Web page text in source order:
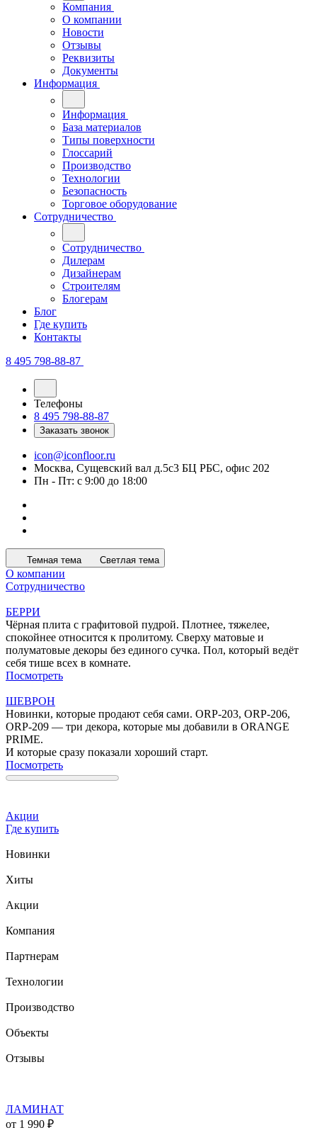
Компания
О компании
Новости
Отзывы
Реквизиты
Документы
Информация
Информация
База материалов
Типы поверхности
Глоссарий
Производство
Технологии
Безопасность
Торговое оборудование
Сотрудничество
Сотрудничество
Дилерам
Дизайнерам
Строителям
Блогерам
Блог
Где купить
Контакты
8 495 798-88-87
Телефоны
8 495 798-88-87
Заказать звонок
icon@iconfloor.ru
Москва, Сущевский вал д.5с3 БЦ РБС, офис 202
Пн - Пт: с 9:00 до 18:00
Темная тема Светлая тема
О компании
Сотрудничество
БЕРРИ
Чёрная плита с графитовой пудрой. Плотнее, тяжелее,
спокойнее относится к пролитому. Сверху матовые и
полуматовые декоры без единого сучка. Пол, который ведёт
себя тише всех в комнате.
Посмотреть
ШЕВРОН
Новинки, которые продают себя сами. ORP-203, ORP-206,
ORP-209 — три декора, которые мы добавили в ORANGE
PRIME.
И которые сразу показали хороший старт.
Посмотреть
Акции
Где купить
Новинки
Хиты
Акции
Компания
Партнерам
Технологии
Производство
Объекты
Отзывы
ЛАМИНАТ
от 1 990 ₽